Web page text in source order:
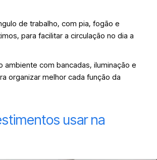
de trabalho, com pia, fogão e
para facilitar a circulação no dia a
ambiente com bancadas, iluminação e
organizar melhor cada função da
usar na